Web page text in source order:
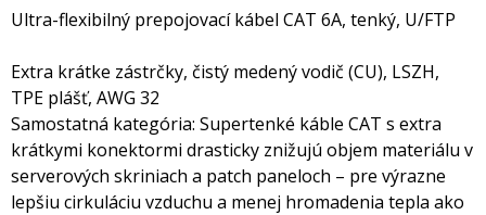
Ultra-flexibilný prepojovací kábel CAT 6A, tenký, U/FTP
Extra krátke zástrčky, čistý medený vodič (CU), LSZH,
TPE plášť, AWG 32
Samostatná kategória: Supertenké káble CAT s extra
krátkymi konektormi drasticky znižujú objem materiálu v
serverových skriniach a patch paneloch – pre výrazne
lepšiu cirkuláciu vzduchu a menej hromadenia tepla ako